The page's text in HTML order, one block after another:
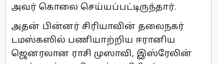
அவர் கொலை செய்யப்பட்டிருந்தார்.
அதன் பின்னர் சிரியாவின் தலைநகர்
டமஸ்கஸில் பணியாற்றிய ஈரானிய
ஜெனரலான ராசி முஸாவி, இஸ்ரேலின்